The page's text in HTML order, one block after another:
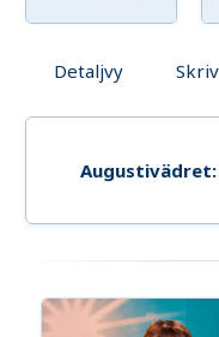
Detaljvy
Augustivädret: